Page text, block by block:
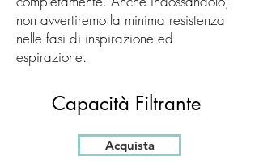
non avvertiremo la minima resistenza
nelle fasi di inspirazione ed
espirazione.
Capacità Filtrante
Acquista